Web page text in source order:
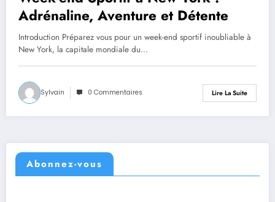
Adrénaline, Aventure et Détente
Introduction Préparez vous pour un week-end sportif inoubliable à
New York, la capitale mondiale du…
Sylvain 0 Commentaires Lire La Suite
Abonnez-vous